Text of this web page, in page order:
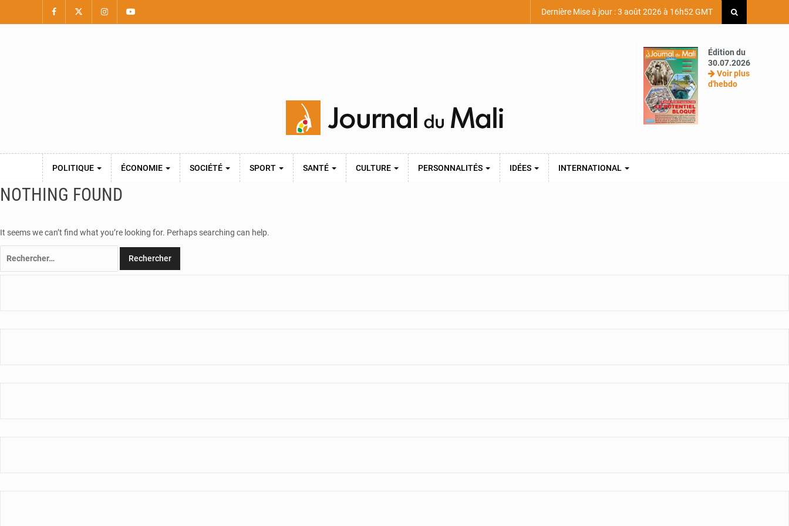
Dernière Mise à jour : 3 août 2026 à 16h52 GMT
Édition du
30.07.2026
Voir plus
d'hebdo
POLITIQUE ÉCONOMIE SOCIÉTÉ SPORT SANTÉ CULTURE PERSONNALITÉS IDÉES INTERNATIONAL
NOTHING FOUND
It seems we can’t find what you’re looking for. Perhaps searching can help.